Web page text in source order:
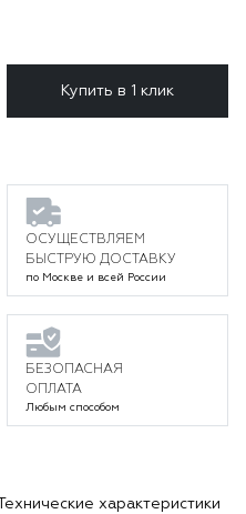
Купить в 1 клик
ОСУЩЕСТВЛЯЕМ
БЫСТРУЮ ДОСТАВКУ
по Москве и всей России
БЕЗОПАСНАЯ
ОПЛАТА
Любым способом
Технические характеристики